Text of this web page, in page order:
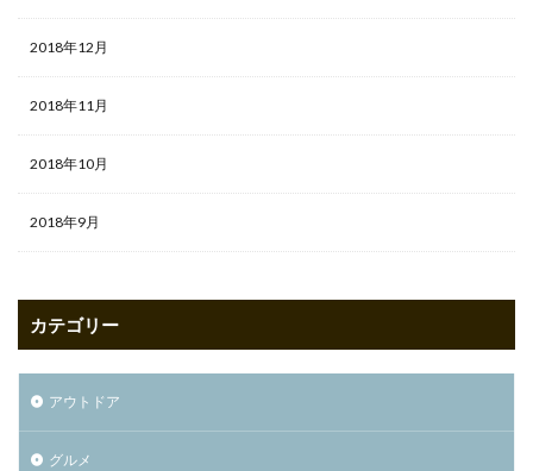
2018年12月
2018年11月
2018年10月
2018年9月
カテゴリー
アウトドア
グルメ